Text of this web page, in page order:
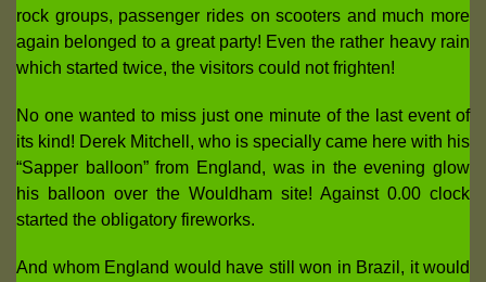
rock groups, passenger rides on scooters and much more
again belonged to a great party! Even the rather heavy rain
which started twice, the visitors could not frighten!
No one wanted to miss just one minute of the last event of
its kind! Derek Mitchell, who is specially came here with his
“Sapper balloon” from England, was in the evening glow
his balloon over the Wouldham site! Against 0.00 clock
started the obligatory fireworks.
And whom England would have still won in Brazil, it would